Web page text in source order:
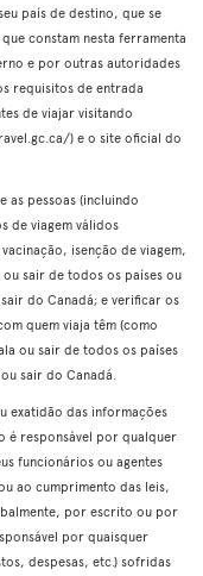
país de destino, que se
constam nesta ferramenta
e por outras autoridades
requisitos de entrada
de viajar visitando
) e o site oficial do
as pessoas (incluindo
de viagem válidos
isenção de viagem,
sair de todos os países ou
do Canadá; e verificar os
quem viaja têm (como
ou sair de todos os países
sair do Canadá.
exatidão das informações
é responsável por qualquer
funcionários ou agentes
ao cumprimento das leis,
por escrito ou por
por quaisquer
despesas, etc.) sofridas